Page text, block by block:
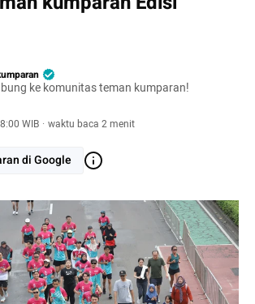
ke komunitas teman kumparan!
WIB · waktu baca 2 menit
di Google